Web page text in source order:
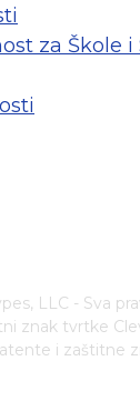
za Škole
LLC - Sva
znak tvrtke
i zaštitne